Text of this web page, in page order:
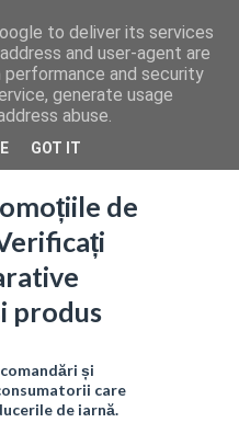
de
produs
și
care
de iarnă.
to deliver its services
and user-agent are
and security
generate usage
abuse.
GOT IT